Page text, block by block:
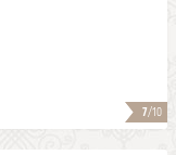
7/10